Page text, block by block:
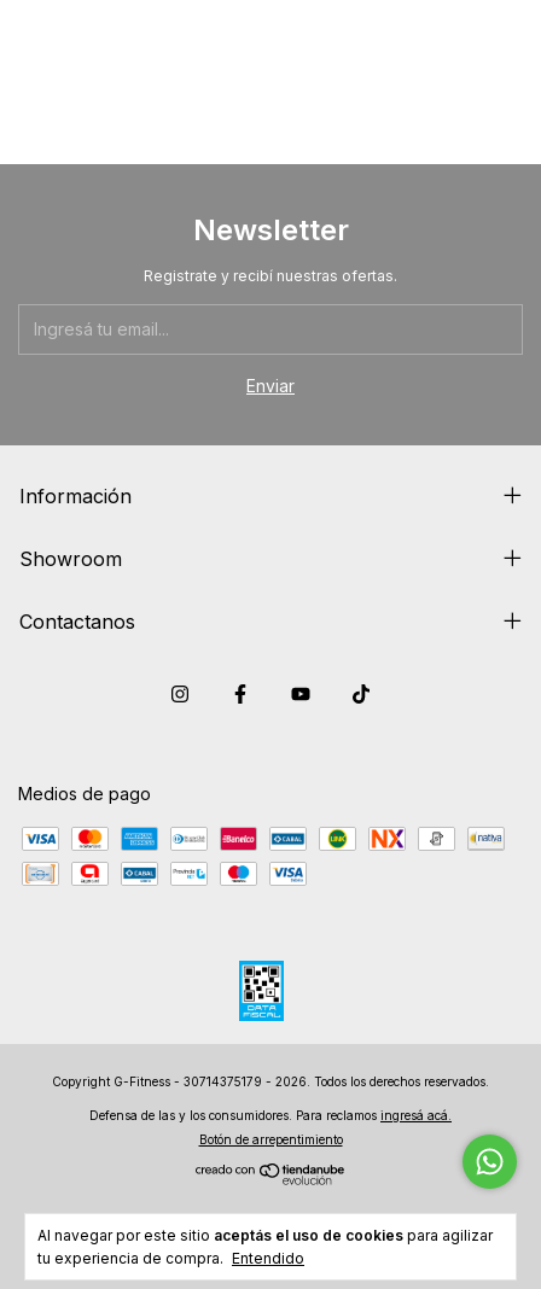
Al navegar por este sitio aceptás el uso de cookies para agilizar
tu experiencia de compra. Entendido
Newsletter
Registrate y recibí nuestras ofertas.
Información
Showroom
Contactanos
Medios de pago
Copyright G-Fitness - 30714375179 - 2026. Todos los derechos reservados.
Defensa de las y los consumidores. Para reclamos ingresá acá.
Botón de arrepentimiento